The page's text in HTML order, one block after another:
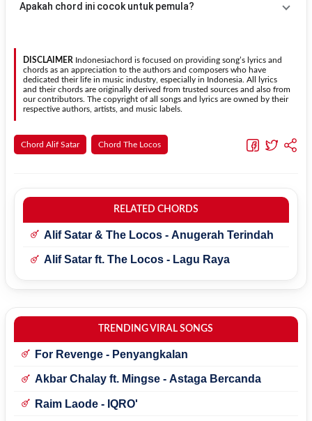
kebutuhan.
Transpose (bawah)untuk menurunkan nada. Seluruh chord akan
Apakah chord ini cocok untuk pemula?
dipelajari oleh pemula tanpa menghilangkan struktur dasar lagu.
DISCLAIMER Indonesiachord is focused on providing song’s lyrics and
chords as an appreciation to the authors and composers who have
dedicated their life in music industry, especially in Indonesia. All lyrics
and their chords are originally derived from trusted sources and also from
our contributors. The copyright of all songs and lyrics are owned by their
respective authors, artists, and music labels.
Chord Alif Satar Chord The Locos
RELATED CHORDS
Alif Satar & The Locos - Anugerah Terindah
Alif Satar ft. The Locos - Lagu Raya
TRENDING VIRAL SONGS
For Revenge - Penyangkalan
Akbar Chalay ft. Mingse - Astaga Bercanda
Raim Laode - IQRO'